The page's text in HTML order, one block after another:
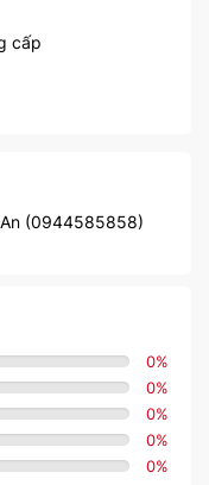
cấp
(0944585858)
0%
0%
0%
0%
0%